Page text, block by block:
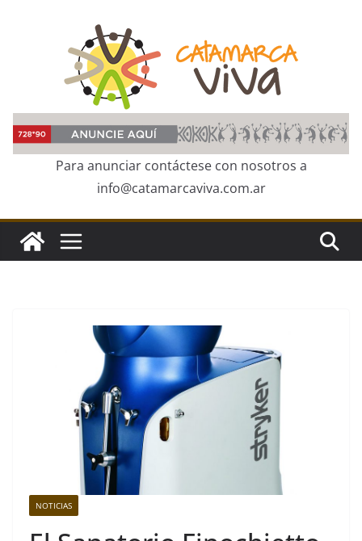
Para anunciar contáctese con nosotros a
info@catamarcaviva.com.ar
NOTICIAS